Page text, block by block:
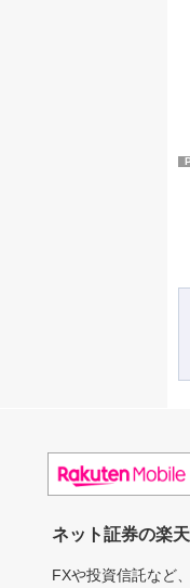
ネット証券の楽
FXや投資信託など